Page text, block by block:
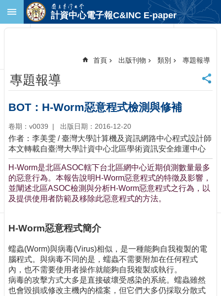
跳到主要內容區塊
首
頁
臺
大
首
頁
計
中
首
頁
聯
絡
訊
閱/
取
網
站
計資中心電子報C&INC E-paper
首頁 出版刊物 類別 專題報導
專題報導
BOT：H-Worm惡意程式檢測與修補
卷期：v0039 出版日期：2016-12-20
作者：李美雯 / 臺灣大學計算機及資訊網路中心程式設計師
本文轉載自臺灣大學計資中心北區學術資訊安全維運中心
H-Worm是北區ASOC轄下台北區網中心近期偵測數量最多
的惡意行為。本報告說明H-Worm惡意程式的特徵及影響，
並闡述北區ASOC檢測與分析H-Worm惡意程式之行為，以
及提供使用者防範及移除此惡意程式的方法。
H-Worm惡意程式簡介
蠕蟲(Worm)與病毒(Virus)相似，是一種能夠自我複製的電
腦程式。與病毒不同的是，蠕蟲不需要附加在任何程式
內，也不需要使用者操作就能夠自我複製或執行。
病毒的攻擊方式大多是直接破壞受感染的系統。蠕蟲雖然
也會毀損或修改主機內的檔案，但它們大多仍採取分散式